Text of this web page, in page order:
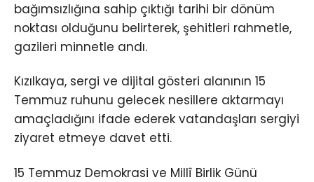
bağımsızlığına sahip çıktığı tarihi bir dönüm
noktası olduğunu belirterek, şehitleri rahmetle,
gazileri minnetle andı.
Kızılkaya, sergi ve dijital gösteri alanının 15
Temmuz ruhunu gelecek nesillere aktarmayı
amaçladığını ifade ederek vatandaşları sergiyi
ziyaret etmeye davet etti.
15 Temmuz Demokrasi ve Millî Birlik Günü